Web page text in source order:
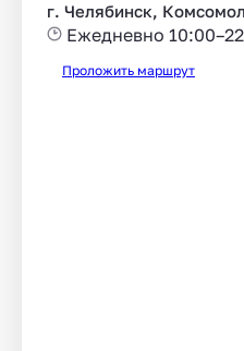
г. Челябинск,
Ежедневно
Проложить маршрут